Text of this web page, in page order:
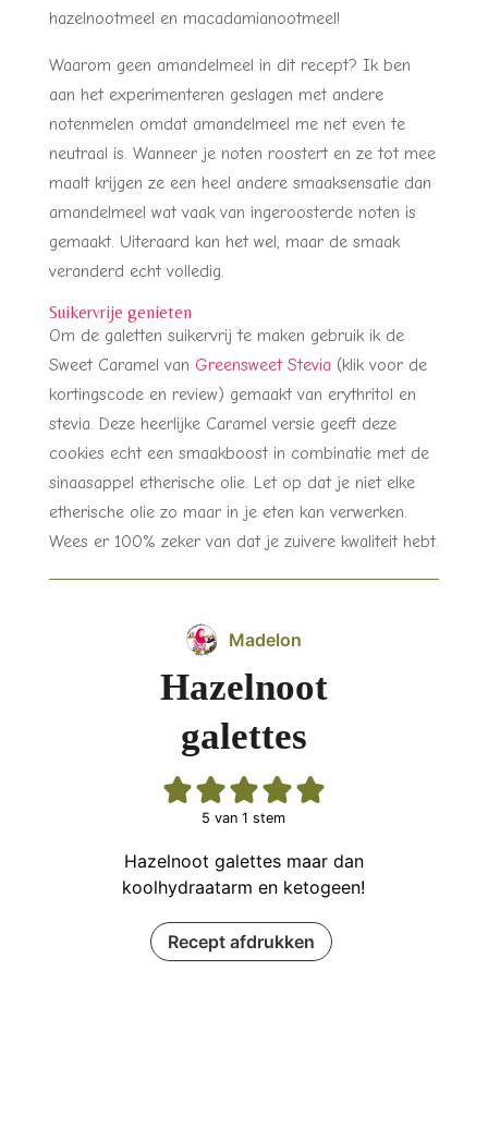
hazelnootmeel en macadamianootmeel!
Waarom geen amandelmeel in dit recept? Ik ben
aan het experimenteren geslagen met andere
notenmelen omdat amandelmeel me net even te
neutraal is. Wanneer je noten roostert en ze tot mee
maalt krijgen ze een heel andere smaaksensatie dan
amandelmeel wat vaak van ingeroosterde noten is
gemaakt. Uiteraard kan het wel, maar de smaak
veranderd echt volledig.
Suikervrije genieten
Om de galetten suikervrij te maken gebruik ik de
Sweet Caramel van Greensweet Stevia (klik voor de
kortingscode en review) gemaakt van erythritol en
stevia. Deze heerlijke Caramel versie geeft deze
cookies echt een smaakboost in combinatie met de
sinaasappel etherische olie. Let op dat je niet elke
etherische olie zo maar in je eten kan verwerken.
Wees er 100% zeker van dat je zuivere kwaliteit hebt.
Madelon
Hazelnoot
galettes
5 van 1 stem
Hazelnoot galettes maar dan
koolhydraatarm en ketogeen!
Recept afdrukken